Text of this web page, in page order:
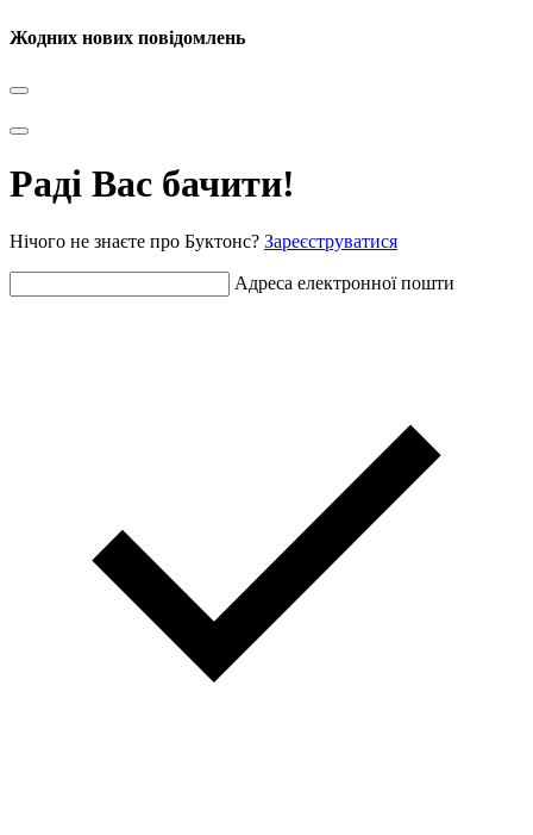
Жодних нових повідомлень
Раді Вас бачити!
Нічого не знаєте про Буктонс? Зареєструватися
Адреса електронної пошти